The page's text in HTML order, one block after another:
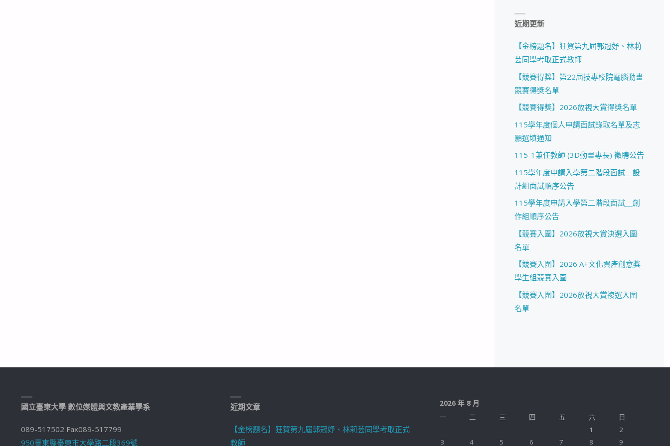
近期更新
【金榜題名】狂賀第九屆郭冠妤、林莉
芸同學考取正式教師
【競賽得獎】第22屆技專校院電腦動畫
競賽得獎名單
【競賽得獎】2026放視大賞得獎名單
115學年度個人申請面試錄取名單及志
願選填通知
115-1兼任教師 (3D動畫專長) 徵聘公告
115學年度申請入學第二階段面試＿設
計組面試順序公告
115學年度申請入學第二階段面試＿創
作組順序公告
【競賽入圍】2026放視大賞決選入圍
名單
【競賽入圍】2026 A+文化資產創意獎
學生組競賽入圍
【競賽入圍】2026放視大賞複選入圍
名單
國立臺東大學 數位媒體與文教產業學系
089-517502 Fax089-517799
950臺東縣臺東市大學路二段369號
近期文章
【金榜題名】狂賀第九屆郭冠妤、林莉芸同學考取正式
教師
2026 年 8 月
一
二 三 四 五 六
日
1
2
3
4 5 6 7 8 9